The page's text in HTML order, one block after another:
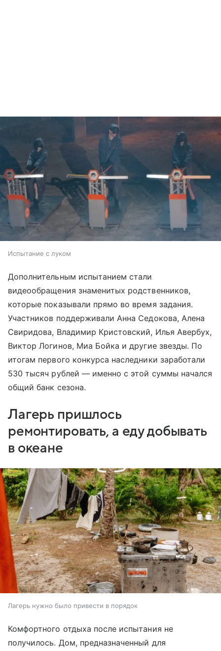
Испытание с луком
Дополнительным испытанием стали
видеообращения знаменитых родственников,
которые показывали прямо во время задания.
Участников поддерживали Анна Седокова, Алена
Свиридова, Владимир Кристовский, Илья Авербух,
Виктор Логинов, Миа Бойка и другие звезды. По
итогам первого конкурса наследники заработали
530 тысяч рублей — именно с этой суммы начался
общий банк сезона.
Лагерь пришлось
ремонтировать, а еду добывать
в океане
Лагерь нужно было привести в порядок
Комфортного отдыха после испытания не
получилось. Дом, предназначенный для